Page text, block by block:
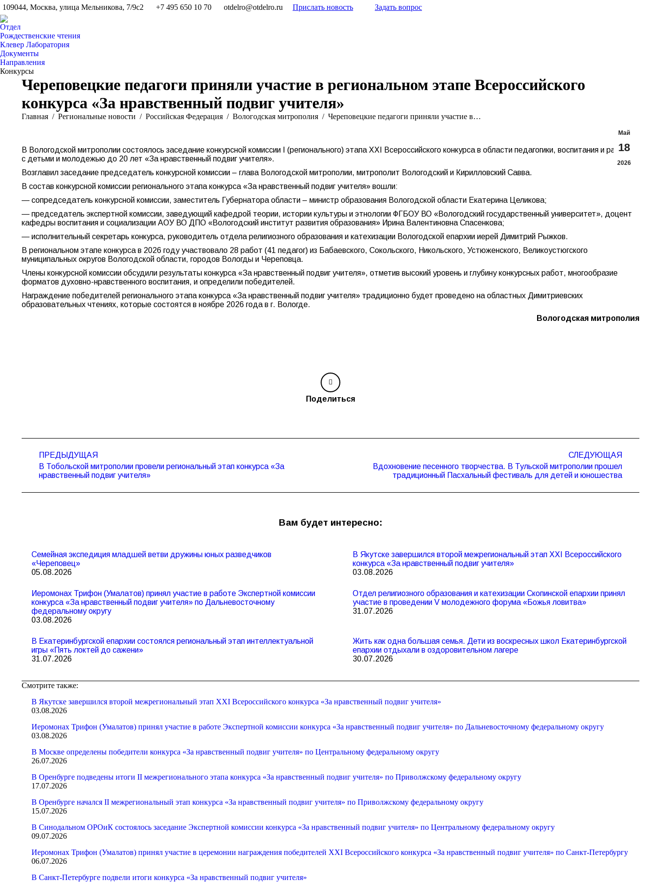
109044, Москва, улица Мельникова, 7/9с2 +7 495 650 10 70 otdelro@otdelro.ru Прислать новость Задать вопрос
Отдел
Рождественские чтения
Клевер Лаборатория
Документы
Направления
Конкурсы
Череповецкие педагоги приняли участие в региональном этапе Всероссийского
конкурса «За нравственный подвиг учителя»
Вы здесь:
Главная Pегиональные новости Российская Федерация Вологодская митрополия Череповецкие педагоги приняли участие в…
Май
18
2026
В Вологодской митрополии состоялось заседание конкурсной комиссии I (регионального) этапа XXI Всероссийского конкурса в области педагогики, воспитания и работы
с детьми и молодежью до 20 лет «За нравственный подвиг учителя».
Возглавил заседание председатель конкурсной комиссии – глава Вологодской митрополии, митрополит Вологодский и Кирилловский Савва.
В состав конкурсной комиссии регионального этапа конкурса «За нравственный подвиг учителя» вошли:
— сопредседатель конкурсной комиссии, заместитель Губернатора области – министр образования Вологодской области Екатерина Целикова;
— председатель экспертной комиссии, заведующий кафедрой теории, истории культуры и этнологии ФГБОУ ВО «Вологодский государственный университет», доцент
кафедры воспитания и социализации АОУ ВО ДПО «Вологодский институт развития образования» Ирина Валентиновна Спасенкова;
— исполнительный секретарь конкурса, руководитель отдела религиозного образования и катехизации Вологодской епархии иерей Димитрий Рыжков.
В региональном этапе конкурса в 2026 году участвовало 28 работ (41 педагог) из Бабаевского, Сокольского, Никольского, Устюженского, Великоустюгского
муниципальных округов Вологодской области, городов Вологды и Череповца.
Члены конкурсной комиссии обсудили результаты конкурса «За нравственный подвиг учителя», отметив высокий уровень и глубину конкурсных работ, многообразие
форматов духовно-нравственного воспитания, и определили победителей.
Награждение победителей регионального этапа конкурса «За нравственный подвиг учителя» традиционно будет проведено на областных Димитриевских
образовательных чтениях, которые состоятся в ноябре 2026 года в г. Вологде.
Вологодская митрополия
Поделиться
записям
ПРЕДЫДУЩАЯ
Предыдущая
запись:
В Тобольской митрополии провели региональный этап конкурса «За
нравственный подвиг учителя»
СЛЕДУЮЩАЯ
СледующаяВдохновение песенного творчества. В Тульской митрополии прошел
традиционный Пасхальный фестиваль для детей и юношества
Вам будет интересно:
Семейная экспедиция младшей ветви дружины юных разведчиков
«Череповец»
05.08.2026
В Якутске завершился второй межрегиональный этап XXI Всероссийского
конкурса «За нравственный подвиг учителя»
03.08.2026
Иеромонах Трифон (Умалатов) принял участие в работе Экспертной комиссии
конкурса «За нравственный подвиг учителя» по Дальневосточному
федеральному округу
03.08.2026
Отдел религиозного образования и катехизации Скопинской епархии принял
участие в проведении V молодежного форума «Божья ловитва»
31.07.2026
В Екатеринбургской епархии состоялся региональный этап интеллектуальной
игры «Пять локтей до сажени»
31.07.2026
Жить как одна большая семья. Дети из воскресных школ Екатеринбургской
епархии отдыхали в оздоровительном лагере
30.07.2026
Смотрите также:
В Якутске завершился второй межрегиональный этап XXI Всероссийского конкурса «За нравственный подвиг учителя»
03.08.2026
Иеромонах Трифон (Умалатов) принял участие в работе Экспертной комиссии конкурса «За нравственный подвиг учителя» по Дальневосточному федеральному округу
03.08.2026
В Москве определены победители конкурса «За нравственный подвиг учителя» по Центральному федеральному округу
26.07.2026
В Оренбурге подведены итоги II межрегионального этапа конкурса «За нравственный подвиг учителя» по Приволжскому федеральному округу
17.07.2026
В Оренбурге начался II межрегиональный этап конкурса «За нравственный подвиг учителя» по Приволжскому федеральному округу
15.07.2026
В Синодальном ОРОиК состоялось заседание Экспертной комиссии конкурса «За нравственный подвиг учителя» по Центральному федеральному округу
09.07.2026
Иеромонах Трифон (Умалатов) принял участие в церемонии награждения победителей XXI Всероссийского конкурса «За нравственный подвиг учителя» по Санкт-Петербургу
06.07.2026
В Санкт-Петербурге подвели итоги конкурса «За нравственный подвиг учителя»